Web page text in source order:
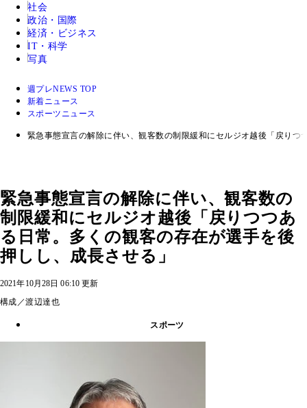
社会
政治・国際
経済・ビジネス
IT・科学
写真
週プレNEWS TOP
新着ニュース
スポーツニュース
緊急事態宣言の解除に伴い、観客数の制限緩和にセルジオ越後「戻り
緊急事態宣言の解除に伴い、観客数の
制限緩和にセルジオ越後「戻りつつあ
る日常。多くの観客の存在が選手を後
押しし、成長させる」
2021年10月28日 06:10 更新
構成／渡辺達也
スポーツ